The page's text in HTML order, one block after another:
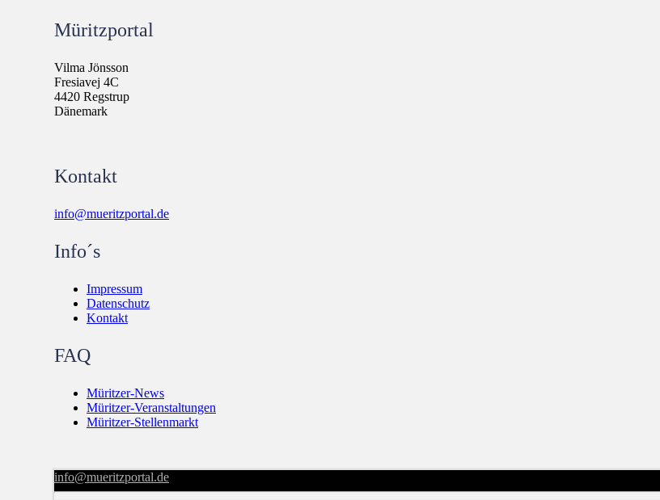
Müritzportal
Vilma Jönsson
Fresiavej 4C
4420 Regstrup
Dänemark
Kontakt
info@mueritzportal.de
Info´s
Impressum
Datenschutz
Kontakt
FAQ
Müritzer-News
Müritzer-Veranstaltungen
Müritzer-Stellenmarkt
info@mueritzportal.de